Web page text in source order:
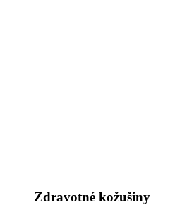
Zdravotné kožušiny